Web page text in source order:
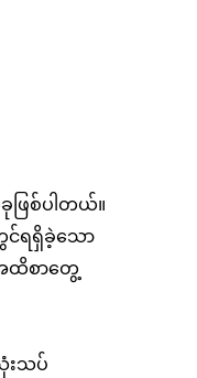
ဖြစ်ပါတယ်။
င်ရရှိခဲ့သော
ထိစာတွေ့
းသပ်